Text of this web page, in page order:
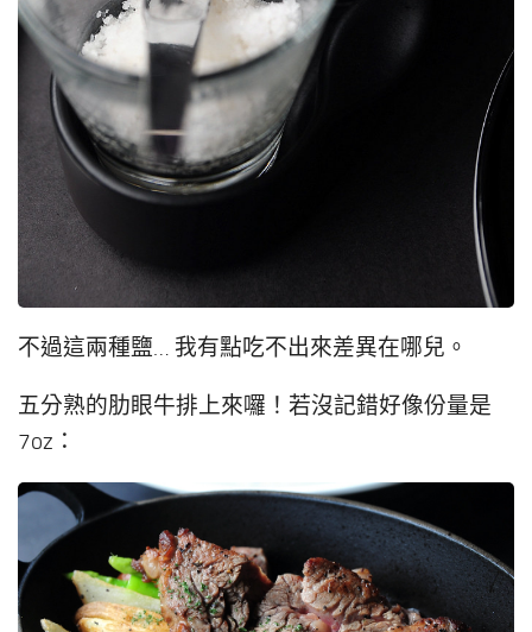
不過這兩種鹽… 我有點吃不出來差異在哪兒。
五分熟的肋眼牛排上來囉！若沒記錯好像份量是
7oz：